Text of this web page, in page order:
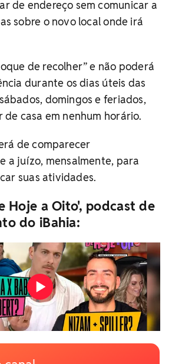
de endereço sem comunicar a
sobre o novo local onde irá
de recolher” e não poderá
durante os dias úteis das
domingos e feriados,
de casa em nenhum horário.
de comparecer
a juízo, mensalmente, para
suas atividades.
Hoje a Oito', podcast de
do iBahia: